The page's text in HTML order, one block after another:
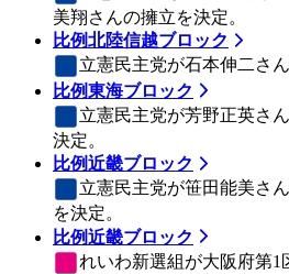
美翔さんの擁立を決定。
比例北陸信越ブロック
立憲民主党が石本伸二さ
比例東海ブロック
立憲民主党が芳野正英さ
決定。
比例近畿ブロック
立憲民主党が笹田能美さ
を決定。
比例近畿ブロック
れいわ新選組が大阪府第1